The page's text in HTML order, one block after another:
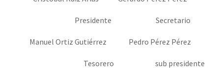
Presidente Secretario
Manuel Ortiz Gutiérrez Pedro Pérez Pérez
Tesorero sub presidente